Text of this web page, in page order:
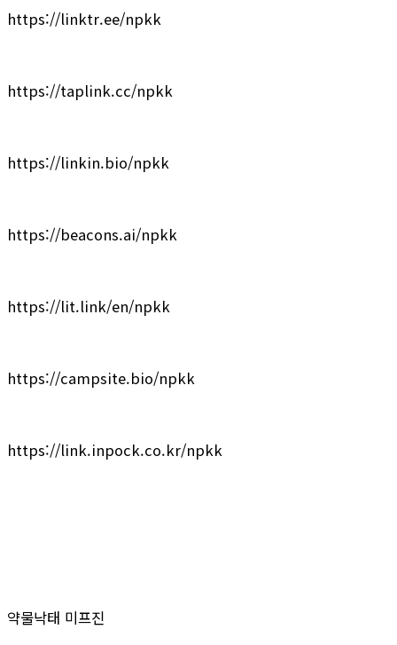
https://linktr.ee/npkk
https://taplink.cc/npkk
https://linkin.bio/npkk
https://beacons.ai/npkk
https://lit.link/en/npkk
https://campsite.bio/npkk
https://link.inpock.co.kr/npkk
약물낙태 미프진